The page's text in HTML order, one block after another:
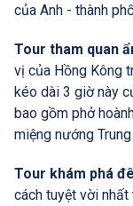
của Anh - thành
Tour tham quan
vị của Hồng Kông
kéo dài 3 giờ này
bao gồm phở
miệng nướng
Tour khám phá
cách tuyệt vời